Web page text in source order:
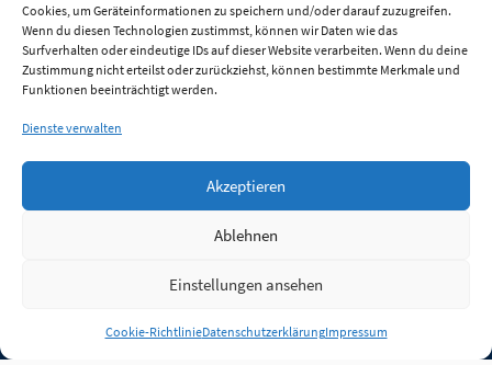
Cookies, um Geräteinformationen zu speichern und/oder darauf zuzugreifen.
Wenn du diesen Technologien zustimmst, können wir Daten wie das
Surfverhalten oder eindeutige IDs auf dieser Website verarbeiten. Wenn du deine
Zustimmung nicht erteilst oder zurückziehst, können bestimmte Merkmale und
Funktionen beeinträchtigt werden.
Dienste verwalten
Akzeptieren
Ablehnen
Einstellungen ansehen
Cookie-RichtlinieDatenschutzerklärungImpressum
Anmelden
Jobs Partner FAQ Quellen